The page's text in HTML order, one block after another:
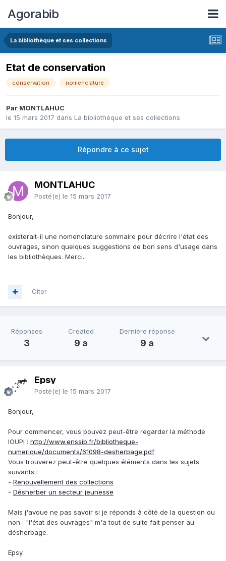
Agorabib
La bibliothèque et ses collections
Etat de conservation
conservation nomenclature
Par MONTLAHUC
le 15 mars 2017 dans La bibliothèque et ses collections
Répondre à ce sujet
MONTLAHUC
Posté(e) le 15 mars 2017
Bonjour,
existerait-il une nomenclature sommaire pour décrire l'état des
ouvrages, sinon quelques suggestions de bon sens d'usage dans
les bibliothèques. Merci.
Citer
Réponses
3
Created
9 a
Dernière réponse
9 a
Epsy
Posté(e) le 15 mars 2017
Bonjour,
Pour commencer, vous pouvez peut-être regarder la méthode
IOUPI : http://www.enssib.fr/bibliotheque-
numerique/documents/61098-desherbage.pdf
Vous trouverez peut-être quelques éléments dans les sujets
suivants :
- Renouvellement des collections
- Désherber un secteur jeunesse
Mais j'avoue ne pas savoir si je réponds à côté de la question ou
non : "l'état des ouvrages" m'a tout de suite fait penser au
désherbage.
Epsy.